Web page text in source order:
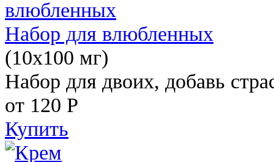
Набор для влюбленных
(10х100 мг)
Набор для двоих, добавь
от 120 Р
Купить